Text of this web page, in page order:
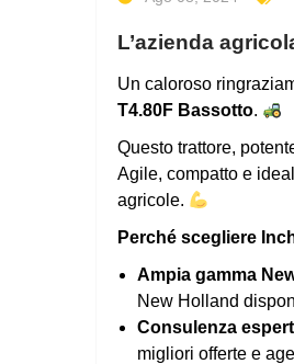
L’azienda
Un caloroso
T4.80F Bassotto.
Questo trattore,
Agile, compatto e
agricole.
Perché scegliere
Ampia gamma
New Holland
Consulenza
migliori offerte e